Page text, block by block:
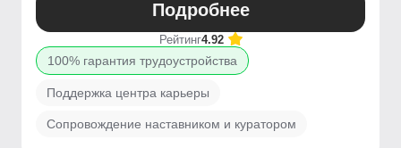
Подробнее
Рейтинг4.92
100% гарантия трудоустройства
Поддержка центра карьеры
Сопровождение наставником и куратором